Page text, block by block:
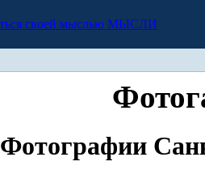
МЫСЛИ
Фотографии